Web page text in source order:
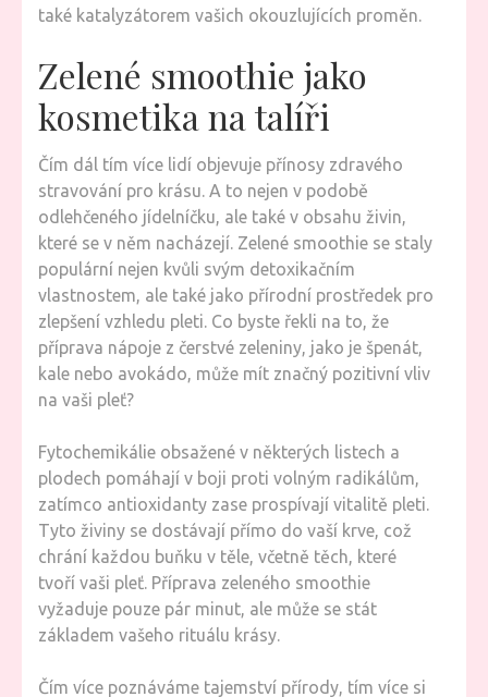
také katalyzátorem vašich okouzlujících proměn.
Zelené smoothie jako
kosmetika na talíři
Čím dál tím více lidí objevuje přínosy zdravého
stravování pro krásu. A to nejen v podobě
odlehčeného jídelníčku, ale také v obsahu živin,
které se v něm nacházejí. Zelené smoothie se staly
populární nejen kvůli svým detoxikačním
vlastnostem, ale také jako přírodní prostředek pro
zlepšení vzhledu pleti. Co byste řekli na to, že
příprava nápoje z čerstvé zeleniny, jako je špenát,
kale nebo avokádo, může mít značný pozitivní vliv
na vaši pleť?
Fytochemikálie obsažené v některých listech a
plodech pomáhají v boji proti volným radikálům,
zatímco antioxidanty zase prospívají vitalitě pleti.
Tyto živiny se dostávají přímo do vaší krve, což
chrání každou buňku v těle, včetně těch, které
tvoří vaši pleť. Příprava zeleného smoothie
vyžaduje pouze pár minut, ale může se stát
základem vašeho rituálu krásy.
Čím více poznáváme tajemství přírody, tím více si